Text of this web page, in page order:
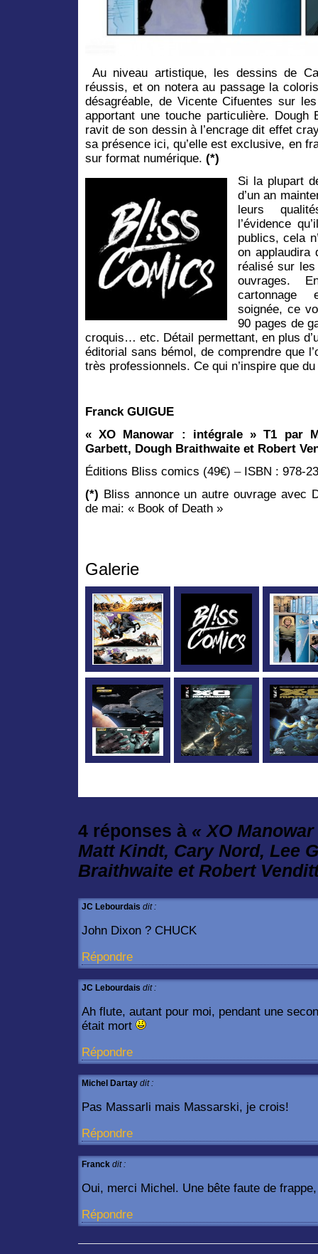
Au niveau artistique, les dessins de
réussis, et on notera au passage la
désagréable, de Vicente Cifuentes sur
apportant une touche particulière. Dough
ravit de son dessin à l’encrage dit effet
sa présence ici, qu’elle est exclusive, en
sur format numérique. (*)
Si la plupart
d’un an
leurs
l’évidence
publics, cela
on applaudira
réalisé sur les
ouvrages.
cartonnage
soignée, ce
90 pages de
croquis… etc. Détail permettant, en plus
éditorial sans bémol, de comprendre que
très professionnels. Ce qui n’inspire que
Franck GUIGUE
« XO Manowar : intégrale » T1 par
Garbett, Dough Braithwaite et Robert
Éditions Bliss comics (49€) – ISBN : 978-
(*) Bliss annonce un autre ouvrage avec
de mai: « Book of Death »
Galerie
4 réponses à « XO
Matt Kindt, Cary Nord, Lee
Braithwaite et Robert
JC Lebourdais dit :
John Dixon ? CHUCK
Répondre
JC Lebourdais dit :
Ah flute, autant pour moi, pendant une
était mort
Répondre
Michel Dartay dit :
Pas Massarli mais Massarski, je crois!
Répondre
Franck dit :
Oui, merci Michel. Une bête faute de
Répondre